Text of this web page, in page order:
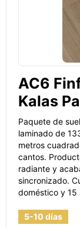
AC6
Kalas
Paquete de
laminado de
metros
cantos.
radiante y
sincronizado.
doméstico y 15
5-10 días